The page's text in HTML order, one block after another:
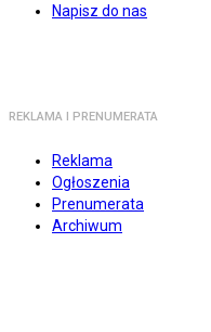
Napisz do nas
REKLAMA I PRENUMERATA
Reklama
Ogłoszenia
Prenumerata
Archiwum